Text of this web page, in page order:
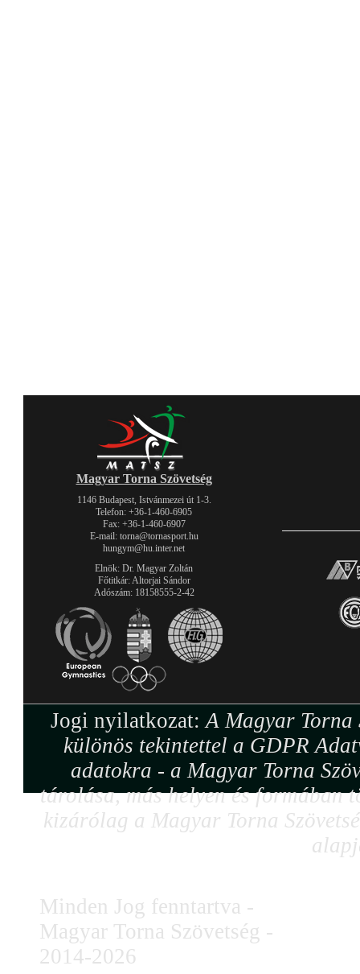
Magyar Torna Szövetség
1146 Budapest, Istvánmezei út 1-3.
Telefon: +36-1-460-6905
Fax: +36-1-460-6907
E-mail: torna@tornasport.hu
hungym@hu.inter.net
Elnök: Dr. Magyar Zoltán
Főtitkár: Altorjai Sándor
Adószám: 18158555-2-42
Jogi nyilatkozat:A Magyar Torna
különös tekintettel a GDPR
adatokra - a Magyar Torna
tárolása, más helyen és formában
kizárólag a Magyar Torna
Minden Jog fenntartva -
Magyar Torna Szövetség -
2014-2026